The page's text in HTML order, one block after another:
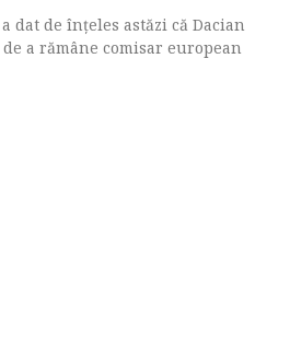
dat de înțeles astăzi că Dacian
a rămâne comisar european